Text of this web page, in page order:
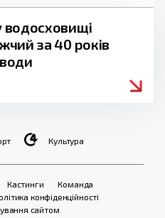
водосховищі
за 40 років
Культура
Кастинги
Команда
конфіденційності
сайтом